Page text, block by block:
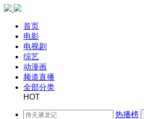
首页
电影
电视剧
综艺
动漫画
频道直播
全部分类
HOT
热播榜